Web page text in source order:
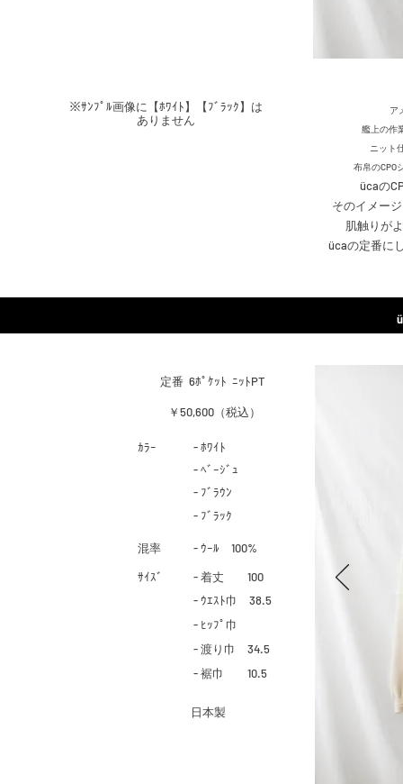
​※ｻﾝﾌﾟﾙ画像に【ﾎﾜｲﾄ】【ﾌﾞﾗｯｸ】は
ありません
ア
艦上の作
ニット
布帛のCPO
ücaの
そのイメー
肌触りが
ücaの定番に
定番 6ﾎﾟｹｯﾄ ﾆｯﾄPT
￥50,600（税込）
​ｶﾗｰ
- ﾎﾜｲﾄ
- ﾍﾞｰｼﾞｭ
- ﾌﾞﾗｳﾝ
- ﾌﾞﾗｯｸ
​混率
- ｳｰﾙ 100%
​ｻｲｽﾞ
- 着丈 100
- ｳｴｽﾄ巾 38.5
- ﾋｯﾌﾟ巾
- 渡り巾 34.5
- 裾巾 10.5
​日本製